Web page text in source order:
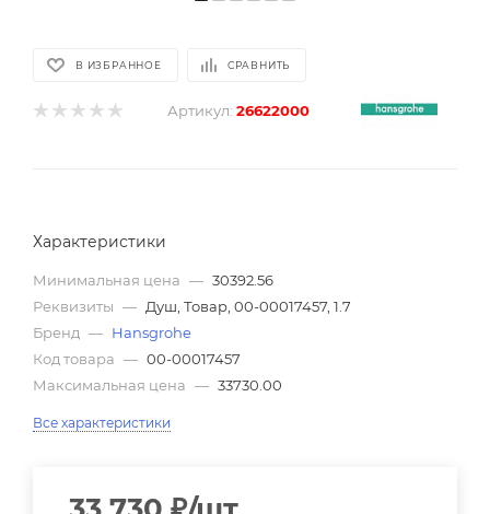
В ИЗБРАННОЕ СРАВНИТЬ
Артикул: 26622000
Характеристики
Минимальная цена — 30392.56
Реквизиты — Душ, Товар, 00-00017457, 1.7
Бренд — Hansgrohe
Код товара — 00-00017457
Максимальная цена — 33730.00
Все характеристики